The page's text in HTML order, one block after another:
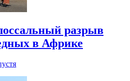
разрыв
в Африке